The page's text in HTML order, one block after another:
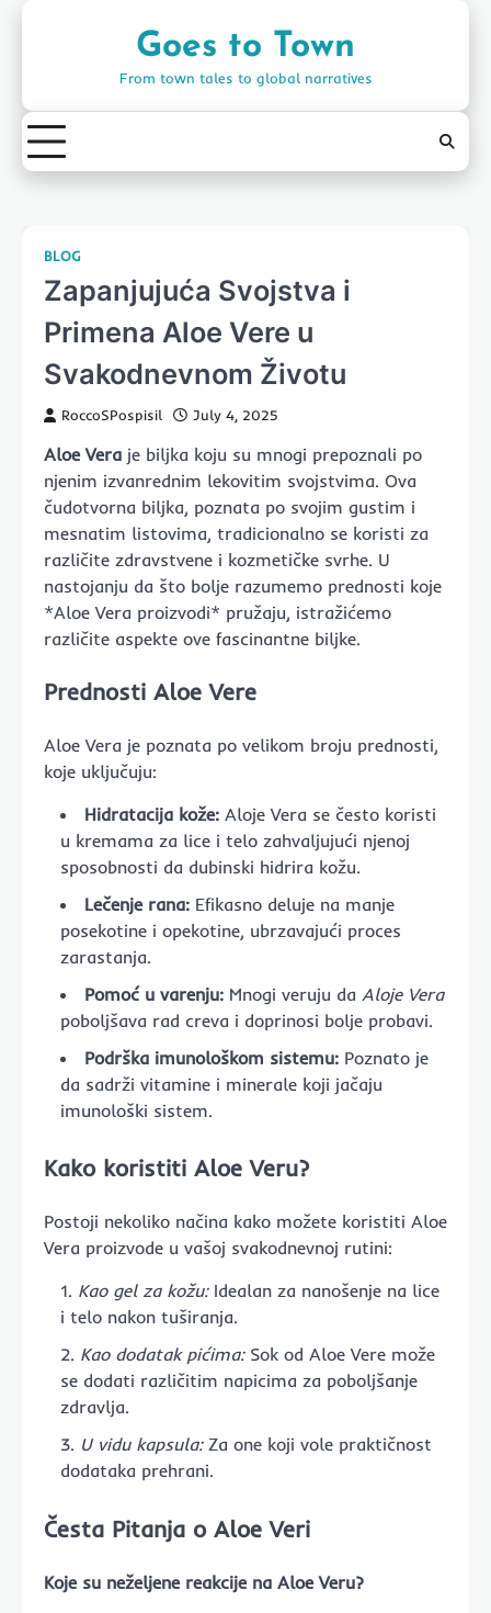
Goes to Town
From town tales to global narratives
BLOG
Zapanjujuća Svojstva i
Primena Aloe Vere u
Svakodnevnom Životu
RoccoSPospisil July 4, 2025
Aloe Vera je biljka koju su mnogi prepoznali po
njenim izvanrednim lekovitim svojstvima. Ova
čudotvorna biljka, poznata po svojim gustim i
mesnatim listovima, tradicionalno se koristi za
različite zdravstvene i kozmetičke svrhe. U
nastojanju da što bolje razumemo prednosti koje
*Aloe Vera proizvodi* pružaju, istražićemo
različite aspekte ove fascinantne biljke.
Prednosti Aloe Vere
Aloe Vera je poznata po velikom broju prednosti,
koje uključuju:
Hidratacija kože: Aloje Vera se često koristi
u kremama za lice i telo zahvaljujući njenoj
sposobnosti da dubinski hidrira kožu.
Lečenje rana: Efikasno deluje na manje
posekotine i opekotine, ubrzavajući proces
zarastanja.
Pomoć u varenju: Mnogi veruju da Aloje Vera
poboljšava rad creva i doprinosi bolje probavi.
Podrška imunološkom sistemu: Poznato je
da sadrži vitamine i minerale koji jačaju
imunološki sistem.
Kako koristiti Aloe Veru?
Postoji nekoliko načina kako možete koristiti Aloe
Vera proizvode u vašoj svakodnevnoj rutini:
Kao gel za kožu:Idealan za nanošenje na lice
i telo nakon tuširanja.
Kao dodatak pićima:Sok od Aloe Vere može
se dodati različitim napicima za poboljšanje
zdravlja.
U vidu kapsula:Za one koji vole praktičnost
dodataka prehrani.
Česta Pitanja o Aloe Veri
Koje su neželjene reakcije na Aloe Veru?